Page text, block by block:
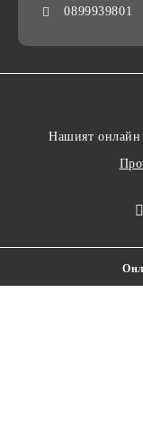
0899939801
Нашият онлайн